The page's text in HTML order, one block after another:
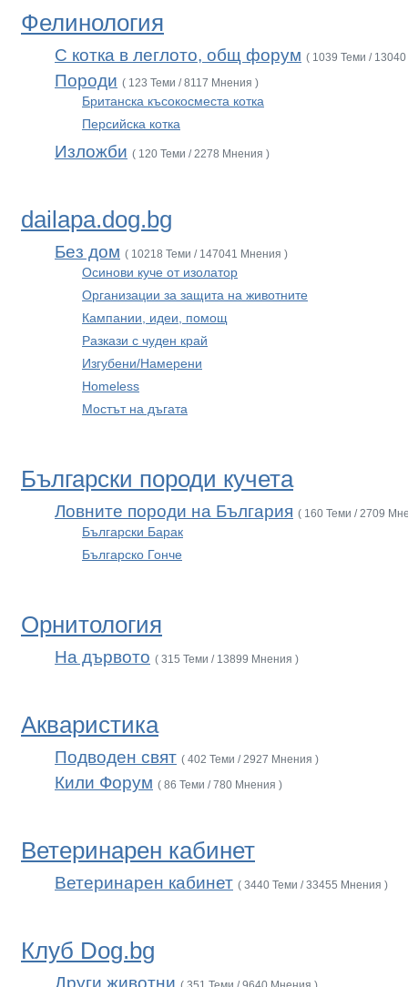
Фелинология
С котка в леглото, общ форум ( 1039 Теми /
Породи ( 123 Теми / 8117 Мнения )
Британска късокосместа котка
Персийска котка
Изложби ( 120 Теми / 2278 Мнения )
dailapa.dog.bg
Без дом ( 10218 Теми / 147041 Мнения )
Осинови куче от изолатор
Организации за защита на животните
Кампании, идеи, помощ
Разкази с чуден край
Изгубени/Намерени
Homeless
Мостът на дъгата
Български породи кучета
Ловните породи на България ( 160 Теми / 2709
Български Барак
Българско Гонче
Орнитология
На дървото ( 315 Теми / 13899 Мнения )
Акваристика
Подводен свят ( 402 Теми / 2927 Мнения )
Кили Форум ( 86 Теми / 780 Мнения )
Ветеринарен кабинет
Ветеринарен кабинет ( 3440 Теми / 33455 Мнения )
Клуб Dog.bg
Други животни